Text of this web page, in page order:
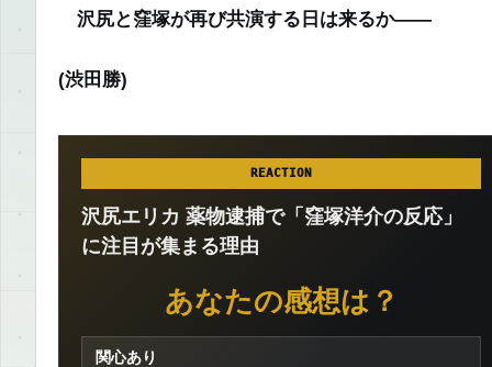
沢尻と窪塚が再び共演する日は来るか――
(渋田勝)
REACTION
沢尻エリカ 薬物逮捕で「窪塚洋介の反応」
に注目が集まる理由
あなたの感想は？
関心あり